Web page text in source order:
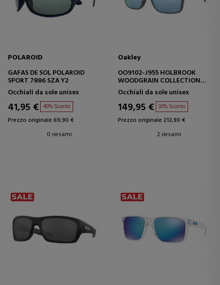
POLAROID
GAFAS DE SOL POLAROID
SPORT 7886 SZA Y2
Occhiali da sole unisex
41,95 € 40% Sconto
Prezzo originale 69,90 €
0 riesami
Oakley
OO9102-J955 HOLBROOK
WOODGRAIN COLLECTION
PRIZM DEEP WATER
POLARIZED
Occhiali da sole unisex
149,95 € 30% Sconto
Prezzo originale 213,90 €
2 riesami